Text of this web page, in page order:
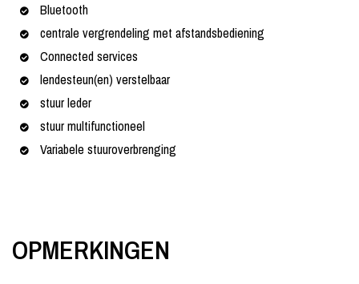
Bluetooth
centrale vergrendeling met afstandsbediening
Connected services
lendesteun(en) verstelbaar
stuur leder
stuur multifunctioneel
Variabele stuuroverbrenging
OPMERKINGEN